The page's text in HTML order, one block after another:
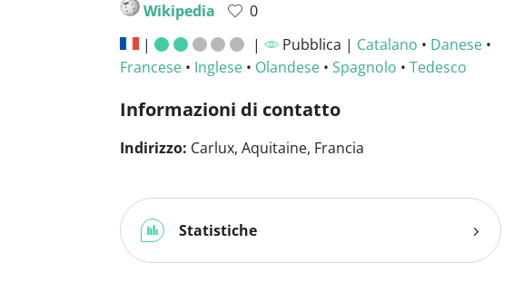
Wikipedia
0
|
| Pubblica | Catalano • Danese•
Francese • Inglese • Olandese • Spagnolo • Tedesco
Informazioni di contatto
Indirizzo: Carlux, Aquitaine, Francia
Statistiche